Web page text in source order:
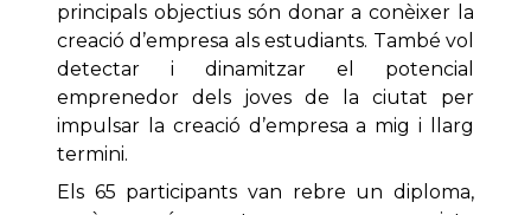
principals objectius són donar a conèixer la
creació d’empresa als estudiants. També vol
detectar i dinamitzar el potencial
emprenedor dels joves de la ciutat per
impulsar la creació d’empresa a mig i llarg
termini.
Els 65 participants van rebre un diploma,